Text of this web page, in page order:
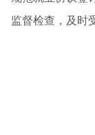
监督检查，及时